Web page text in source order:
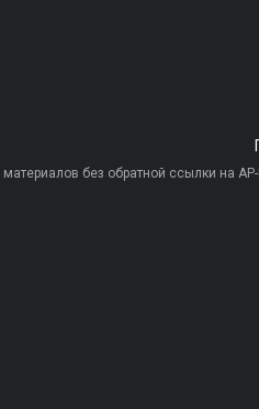
без обратной ссылки на